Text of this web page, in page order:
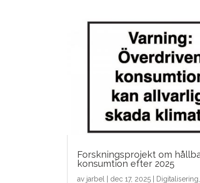
Forskningsprojekt om
konsumtion efter 2025
av jarbel dec 17, 2025 Digitalisering,